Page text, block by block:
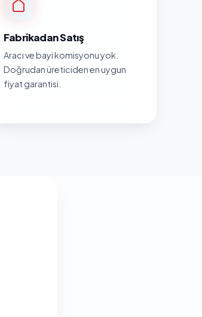
Fabrikadan Satış
Aracı ve bayi komisyonu yok.
Doğrudan üreticiden en uygun
fiyat garantisi.